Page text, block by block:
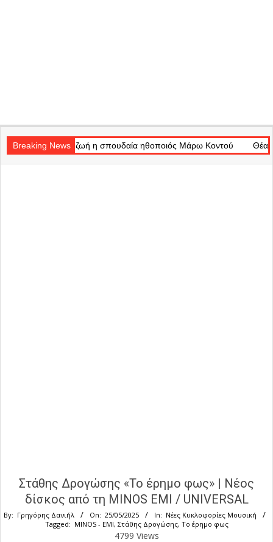
Navigation
Menu
Breaking News
ζωή η σπουδαία ηθοποιός Μάρω Κοντού Θέατρο Badminton: Το
Στάθης Δρογώσης «Το έρημο φως» | Νέος
δίσκος από τη MINOS EMΙ / UNIVERSAL
By: Γρηγόρης Δανιήλ On: 25/05/2025 In: Νέες Κυκλοφορίες Μουσική
Tagged: MINOS - EMI, Στάθης Δρογώσης, Το έρημο φως
4799 Views